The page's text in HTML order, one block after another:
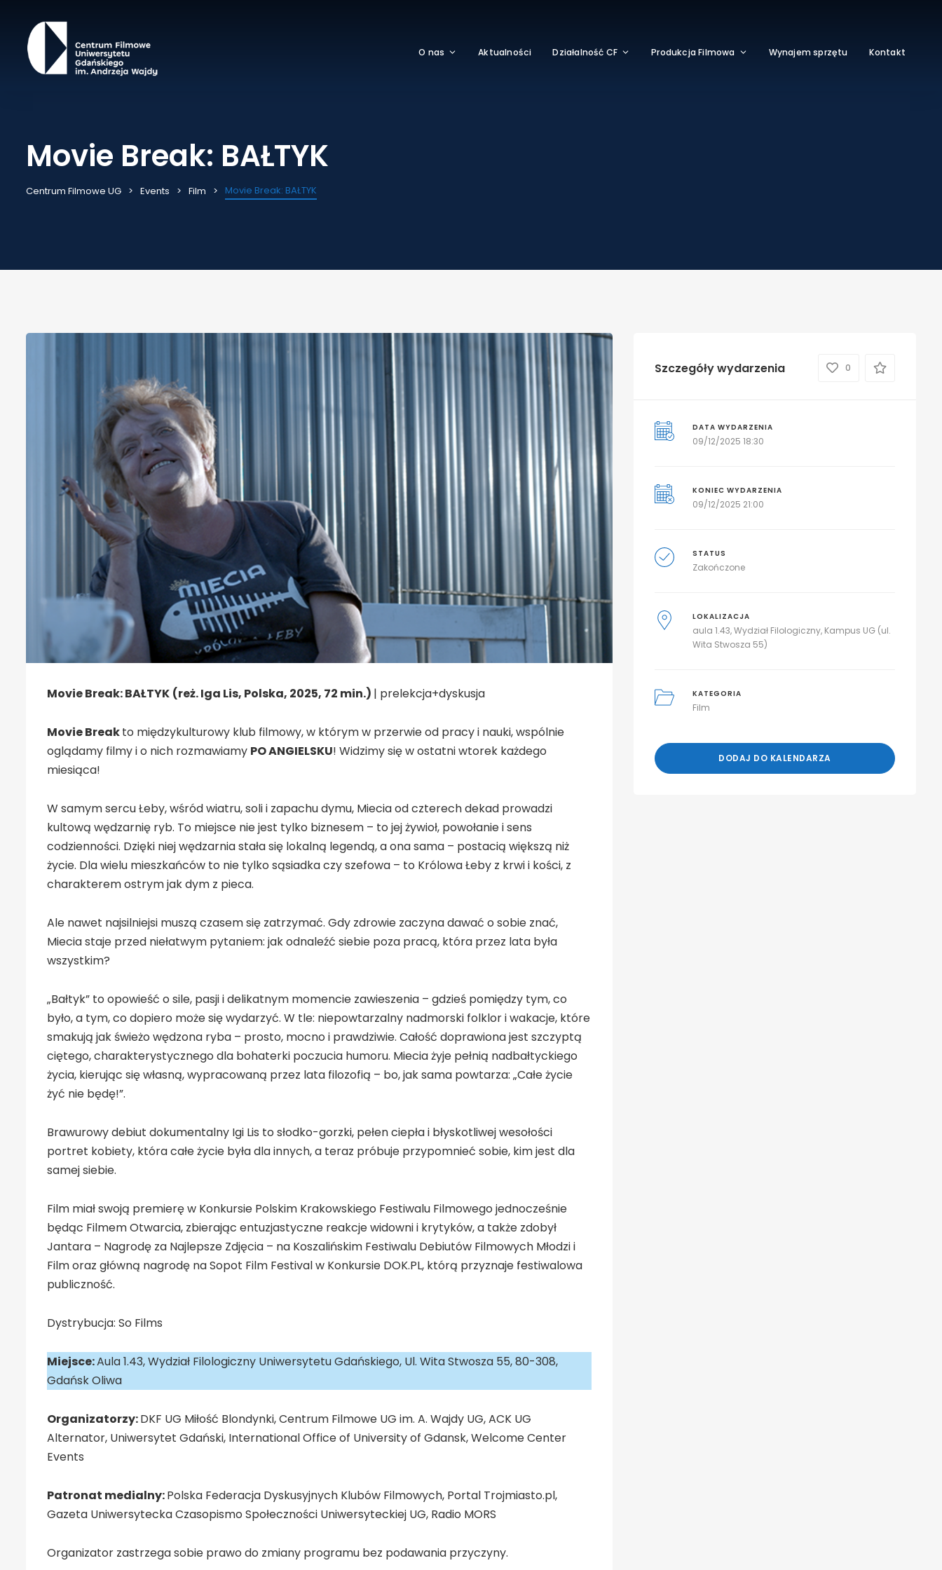
O nas Aktualności Działalność CF Produkcja Filmowa Wynajem sprzętu Kontakt
Movie Break: BAŁTYK
Centrum Filmowe UG Events Film Movie Break: BAŁTYK
Movie Break: BAŁTYK (reż. Iga Lis, Polska, 2025, 72 min.) | prelekcja+dyskusja
Movie Breakto międzykulturowy klub filmowy, w którym w przerwie od pracy i nauki, wspólnie
oglądamy filmy i o nich rozmawiamy PO ANGIELSKU! Widzimy się w ostatni wtorek każdego
miesiąca!
W samym sercu Łeby, wśród wiatru, soli i zapachu dymu, Miecia od czterech dekad prowadzi
kultową wędzarnię ryb. To miejsce nie jest tylko biznesem – to jej żywioł, powołanie i sens
codzienności. Dzięki niej wędzarnia stała się lokalną legendą, a ona sama – postacią większą niż
życie. Dla wielu mieszkańców to nie tylko sąsiadka czy szefowa – to Królowa Łeby z krwi i kości, z
charakterem ostrym jak dym z pieca.
Ale nawet najsilniejsi muszą czasem się zatrzymać. Gdy zdrowie zaczyna dawać o sobie znać,
Miecia staje przed niełatwym pytaniem: jak odnaleźć siebie poza pracą, która przez lata była
wszystkim?
„Bałtyk” to opowieść o sile, pasji i delikatnym momencie zawieszenia – gdzieś pomiędzy tym, co
było, a tym, co dopiero może się wydarzyć. W tle: niepowtarzalny nadmorski folklor i wakacje, które
smakują jak świeżo wędzona ryba – prosto, mocno i prawdziwie. Całość doprawiona jest szczyptą
ciętego, charakterystycznego dla bohaterki poczucia humoru. Miecia żyje pełnią nadbałtyckiego
życia, kierując się własną, wypracowaną przez lata filozofią – bo, jak sama powtarza: „Całe życie
żyć nie będę!”.
Brawurowy debiut dokumentalny Igi Lis to słodko-gorzki, pełen ciepła i błyskotliwej wesołości
portret kobiety, która całe życie była dla innych, a teraz próbuje przypomnieć sobie, kim jest dla
samej siebie.
Film miał swoją premierę w Konkursie Polskim Krakowskiego Festiwalu Filmowego jednocześnie
będąc Filmem Otwarcia, zbierając entuzjastyczne reakcje widowni i krytyków, a także zdobył
Jantara – Nagrodę za Najlepsze Zdjęcia – na Koszalińskim Festiwalu Debiutów Filmowych Młodzi i
Film oraz główną nagrodę na Sopot Film Festival w Konkursie DOK.PL, którą przyznaje festiwalowa
publiczność.
Dystrybucja: So Films
Miejsce:Aula 1.43, Wydział Filologiczny Uniwersytetu Gdańskiego, Ul. Wita Stwosza 55, 80-308,
Gdańsk Oliwa
Organizatorzy:DKF UG Miłość Blondynki, Centrum Filmowe UG im. A. Wajdy UG, ACK UG
Alternator, Uniwersytet Gdański, International Office of University of Gdansk, Welcome Center
Events
Patronat medialny:Polska Federacja Dyskusyjnych Klubów Filmowych, Portal Trojmiasto.pl,
Gazeta Uniwersytecka Czasopismo Społeczności Uniwersyteckiej UG, Radio MORS
Organizator zastrzega sobie prawo do zmiany programu bez podawania przyczyny.
Szczegóły wydarzenia 0
DATA WYDARZENIA
09/12/2025 18:30
KONIEC WYDARZENIA
09/12/2025 21:00
STATUS
Zakończone
LOKALIZACJA
aula 1.43, Wydział Filologiczny, Kampus UG (ul.
Wita Stwosza 55)
KATEGORIA
Film
DODAJ DO KALENDARZA